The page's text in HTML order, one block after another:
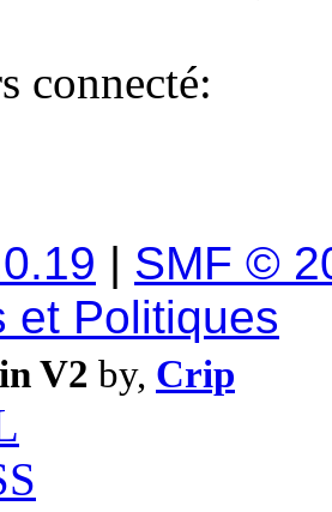
connecté:
et Politiques
V2by,Crip